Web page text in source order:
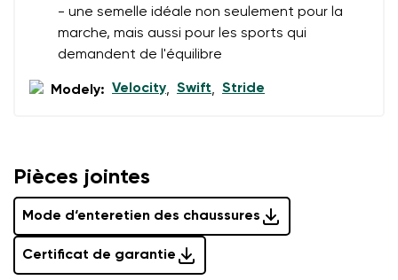
- une semelle idéale non seulement pour la
marche, mais aussi pour les sports qui
demandent de l'équilibre
Modely: Velocity, Swift, Stride
Pièces jointes
Mode d‘enteretien des chaussures
Certificat de garantie